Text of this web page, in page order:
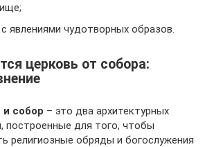
явлениями чудотворных образов.
церковь от собора:
собор – это два архитектурных
построенные для того, чтобы
религиозные обряды и богослужения